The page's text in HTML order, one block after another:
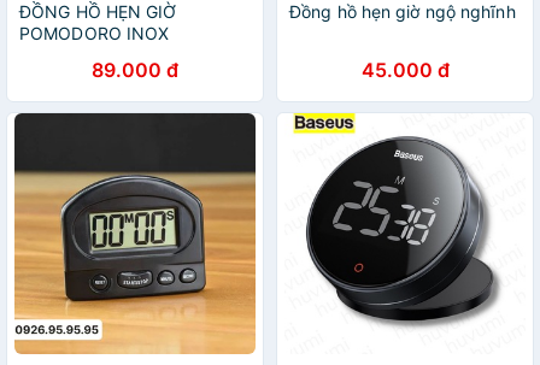
ĐỒNG HỒ HẸN GIỜ
POMODORO INOX
89.000 đ
Đồng hồ hẹn giờ ngộ nghĩnh
45.000 đ